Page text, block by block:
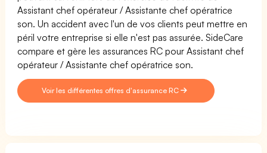
Assistant chef opérateur / Assistante chef opératrice
son. Un accident avec l'un de vos clients peut mettre en
péril votre entreprise si elle n'est pas assurée. SideCare
compare et gère les assurances RC pour Assistant chef
opérateur / Assistante chef opératrice son.
Voir les différentes offres d'assurance RC